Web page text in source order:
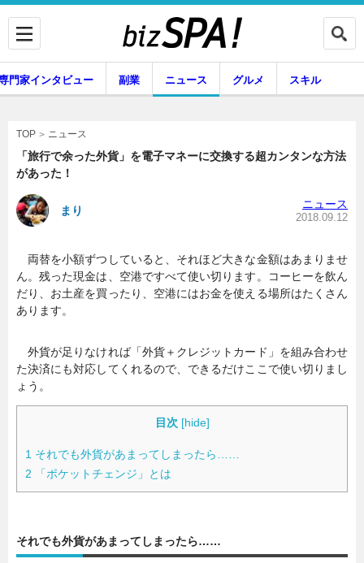
専門家インタビュー
副業 ニュース
連載一覧
門家インタビュー 副業 ニュース グルメ スキル
TOP ニュース
「旅行で余った外貨」を電子マネーに交換する超カンタンな方法
があった！
まり ニュース
2018.09.12
両替を小額ずつしていると、それほど大きな金額はあまりませ
ん。残った現金は、空港ですべて使い切ります。コーヒーを飲ん
だり、お土産を買ったり、空港にはお金を使える場所はたくさん
あります。
外貨が足りなければ「外貨＋クレジットカード」を組み合わせ
た決済にも対応してくれるので、できるだけここで使い切りまし
ょう。
目次 [hide]
1 それでも外貨があまってしまったら……
2 「ポケットチェンジ」とは
それでも外貨があまってしまったら……